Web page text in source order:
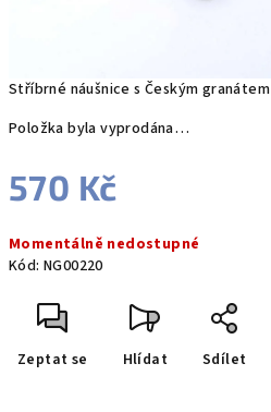
Stříbrné náušnice s Českým granátem
Položka byla vyprodána…
570 Kč
cena:
Momentálně nedostupné
Kód: NG00220
Zeptat se Hlídat Sdílet